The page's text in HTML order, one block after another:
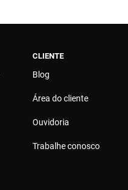
CLIENTE
Blog
Área do cliente
Ouvidoria
Trabalhe conosco